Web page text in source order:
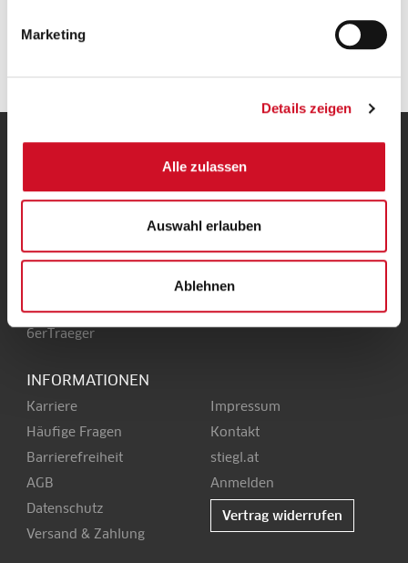
Marketing
Details zeigen
Alle zulassen
Auswahl erlauben
Ablehnen
UNSERE HEIMAT
Kendlerstraße 1
+43 50 1492-0
office@stiegl.at
SERVICE
6erTraeger
INFORMATIONEN
Karriere
Häufige Fragen
Barrierefreiheit
AGB
Datenschutz
Versand & Zahlung
Impressum
Kontakt
stiegl.at
Anmelden
Vertrag widerrufen